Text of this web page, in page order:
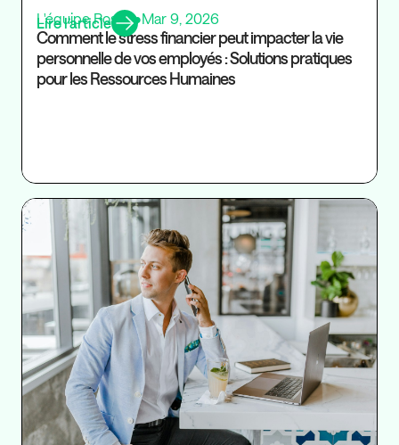
L'équipe Rosaly•Mar 9, 2026
Comment le stress financier peut impacter la vie
personnelle de vos employés : Solutions pratiques
pour les Ressources Humaines
Lire l’article